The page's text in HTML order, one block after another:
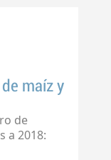
maíz y
de
a 2018: